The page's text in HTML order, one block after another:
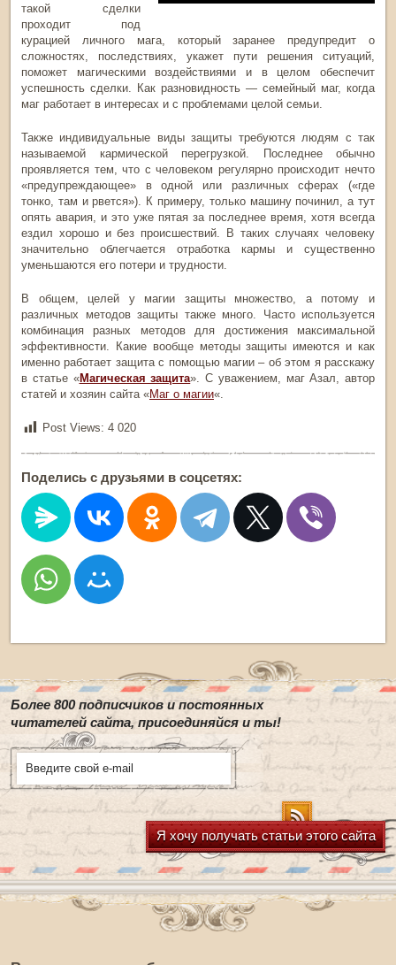
такой сделки
проходит под
курацией личного мага, который заранее предупредит о
сложностях, последствиях, укажет пути решения ситуаций,
поможет магическими воздействиями и в целом обеспечит
успешность сделки. Как разновидность — семейный маг, когда
маг работает в интересах и с проблемами целой семьи.
Также индивидуальные виды защиты требуются людям с так
называемой кармической перегрузкой. Последнее обычно
проявляется тем, что с человеком регулярно происходит нечто
«предупреждающее» в одной или различных сферах («где
тонко, там и рвется»). К примеру, только машину починил, а тут
опять авария, и это уже пятая за последнее время, хотя всегда
ездил хорошо и без происшествий. В таких случаях человеку
значительно облегчается отработка кармы и существенно
уменьшаются его потери и трудности.
В общем, целей у магии защиты множество, а потому и
различных методов защиты также много. Часто используется
комбинация разных методов для достижения максимальной
эффективности. Какие вообще методы защиты имеются и как
именно работает защита с помощью магии – об этом я расскажу
в статье «Магическая защита». С уважением, маг Азал, автор
статей и хозяин сайта «Маг о магии«.
Post Views: 4 020
Поделись с друзьями в соцсетях:
Более 800 подписчиков и постоянных
читателей сайта, присоединяйся и ты!
Я хочу получать статьи этого сайта